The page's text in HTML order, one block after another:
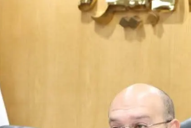
الصحي بمدينة نصر .. والمعاينة تكشف السبب المبدئي والحماية
بالجيزة .. إزالة فورية لمخالفات البناء والتعديات على الأراضي